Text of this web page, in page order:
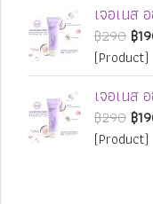
เจอเนส
฿290 ฿
(Product)
เจอเนส
฿290 ฿
(Product)